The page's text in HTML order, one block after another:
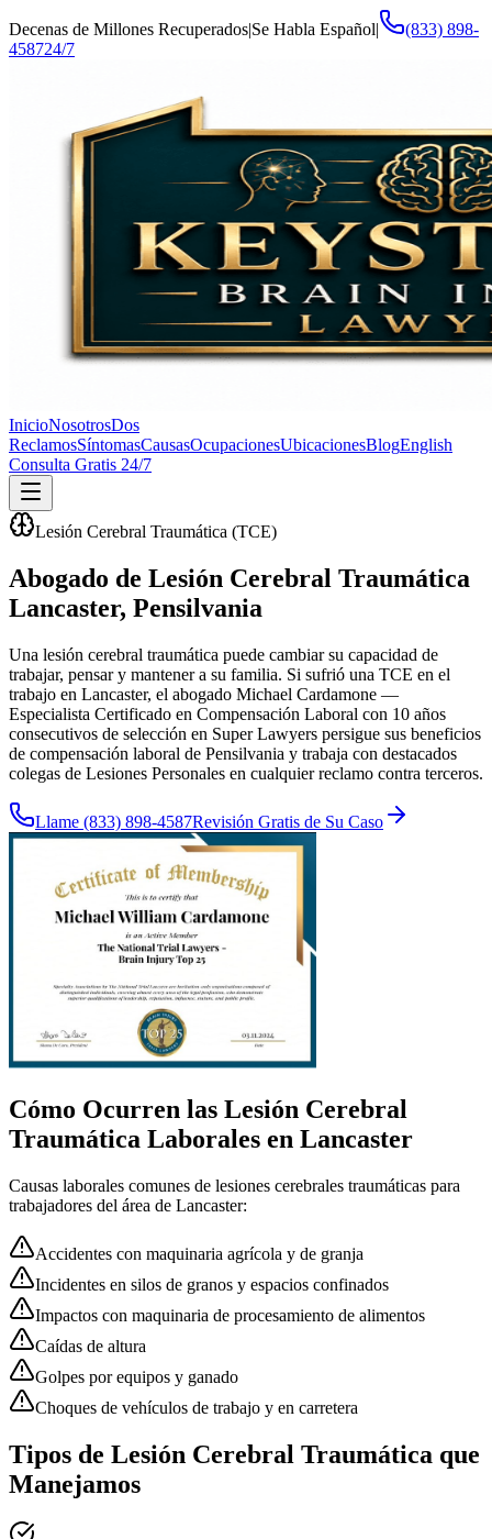
Decenas de Millones Recuperados|Se Habla Español|
(833) 898-
458724/7
InicioNosotrosDos
ReclamosSíntomasCausasOcupacionesUbicacionesBlogEnglish
Consulta Gratis 24/7
Lesión Cerebral Traumática (TCE)
Abogado de Lesión Cerebral Traumática
Lancaster, Pensilvania
Una lesión cerebral traumática puede cambiar su capacidad de
trabajar, pensar y mantener a su familia. Si sufrió una TCE en el
trabajo en Lancaster, el abogado Michael Cardamone —
Especialista Certificado en Compensación Laboral con 10 años
consecutivos de selección en Super Lawyers persigue sus beneficios
de compensación laboral de Pensilvania y trabaja con destacados
colegas de Lesiones Personales en cualquier reclamo contra terceros.
Llame (833) 898-4587Revisión Gratis de Su Caso
Cómo Ocurren las Lesión Cerebral
Traumática Laborales en Lancaster
Causas laborales comunes de lesiones cerebrales traumáticas para
trabajadores del área de Lancaster:
Accidentes con maquinaria agrícola y de granja
Incidentes en silos de granos y espacios confinados
Impactos con maquinaria de procesamiento de alimentos
Caídas de altura
Golpes por equipos y ganado
Choques de vehículos de trabajo y en carretera
Tipos de Lesión Cerebral Traumática que
Manejamos